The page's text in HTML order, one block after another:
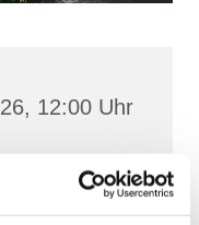
12:00 Uhr
Hochufer /